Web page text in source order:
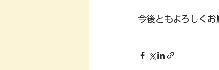
今後ともよろしく